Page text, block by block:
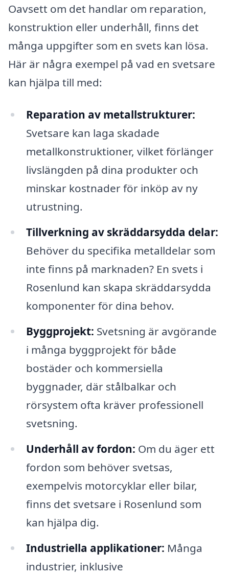
Oavsett om det handlar om reparation,
konstruktion eller underhåll, finns det
många uppgifter som en svets kan lösa.
Här är några exempel på vad en svetsare
kan hjälpa till med:
Reparation av metallstrukturer:
Svetsare kan laga skadade
metallkonstruktioner, vilket förlänger
livslängden på dina produkter och
minskar kostnader för inköp av ny
utrustning.
Tillverkning av skräddarsydda delar:
Behöver du specifika metalldelar som
inte finns på marknaden? En svets i
Rosenlund kan skapa skräddarsydda
komponenter för dina behov.
Byggprojekt: Svetsning är avgörande
i många byggprojekt för både
bostäder och kommersiella
byggnader, där stålbalkar och
rörsystem ofta kräver professionell
svetsning.
Underhåll av fordon: Om du äger ett
fordon som behöver svetsas,
exempelvis motorcyklar eller bilar,
finns det svetsare i Rosenlund som
kan hjälpa dig.
Industriella applikationer: Många
industrier, inklusive